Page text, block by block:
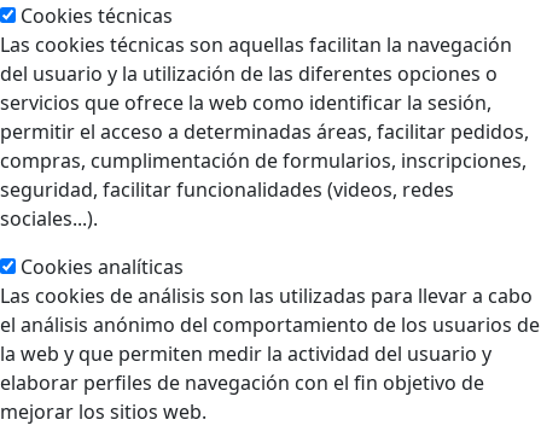
Cookies técnicas
Las cookies técnicas son aquellas facilitan la navegación
del usuario y la utilización de las diferentes opciones o
servicios que ofrece la web como identificar la sesión,
permitir el acceso a determinadas áreas, facilitar pedidos,
compras, cumplimentación de formularios, inscripciones,
seguridad, facilitar funcionalidades (videos, redes
sociales...).
Cookies analíticas
Las cookies de análisis son las utilizadas para llevar a cabo
el análisis anónimo del comportamiento de los usuarios de
la web y que permiten medir la actividad del usuario y
elaborar perfiles de navegación con el fin objetivo de
mejorar los sitios web.